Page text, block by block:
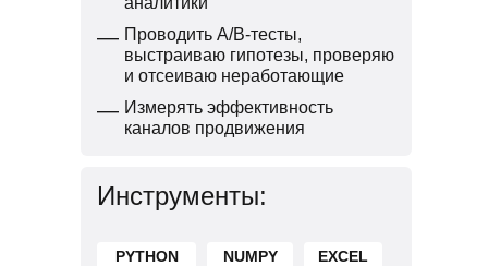
—
—
Проводить A/B-тесты,
выстраиваю гипотезы, проверяю
и отсеиваю неработающие
Измерять эффективность
каналов продвижения
Инструменты:
PYTHON EXCEL
NUMPY